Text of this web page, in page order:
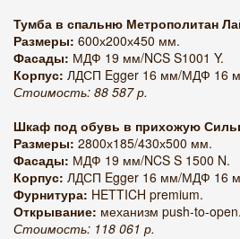
Тумба в спальню Метрополитан
Размеры: 600х200х450 мм.
Фасады: МДФ 19 мм/NCS S1001 Y.
Корпус: ЛДСП Egger 16 мм/МДФ 16
Стоимость: 88 587 р.
Шкаф под обувь в прихожую
Размеры: 2800х185/430х500 мм.
Фасады: МДФ 19 мм/NCS S 1500 N.
Корпус: ЛДСП Egger 16 мм/МДФ 16
Фурнитура: HETTICH premium.
Открывание: механизм push-to-open.
Стоимость: 118 061 р.